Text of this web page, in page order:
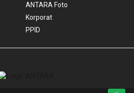
ANTARA Foto
Korporat
PPID